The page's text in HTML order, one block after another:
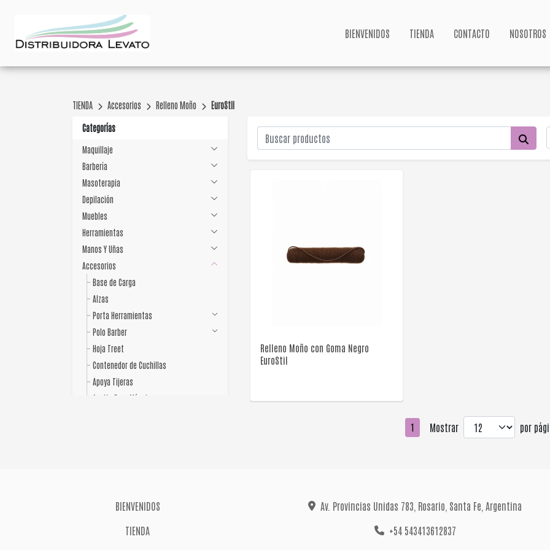
BIENVENIDOS TIENDA CONTACTO NOSOTROS
TIENDA Accesorios Relleno Moño EuroStil
Categorías
Maquillaje
Barbería
Masoterapia
Depilación
Muebles
Herramientas
Manos Y Uñas
Accesorios
Base de Carga
Alzas
Porta Herramientas
Polo Barber
Hoja Treet
Contenedor de Cuchillas
Apoya Tijeras
Aceite Para Máquina
Delantales
Relleno Moño con Goma Negro
EuroStil
1 Mostrar por
BIENVENIDOS
TIENDA
Av. Provincias Unidas 783, Rosario, Santa Fe, Argentina
+54 543413612837